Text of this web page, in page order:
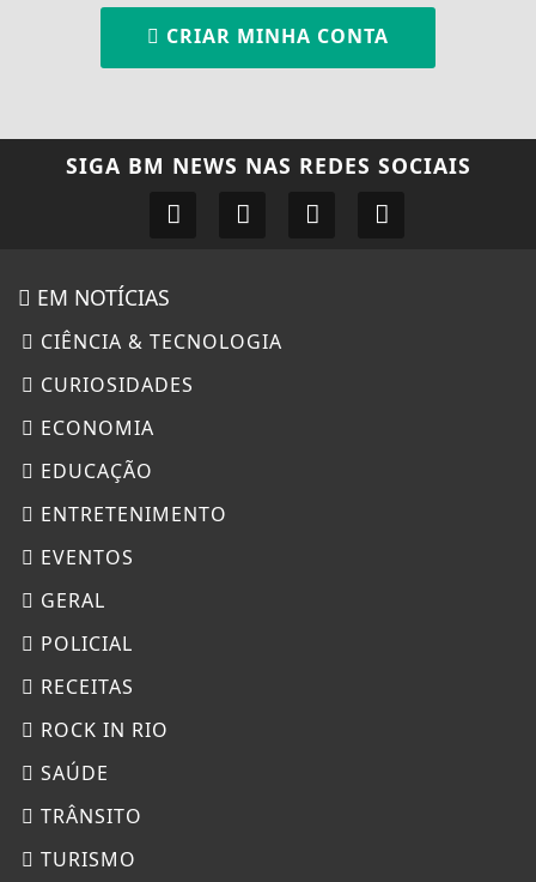
CRIAR MINHA CONTA
SIGA BM NEWS NAS REDES SOCIAIS
EM NOTÍCIAS
CIÊNCIA & TECNOLOGIA
CURIOSIDADES
ECONOMIA
EDUCAÇÃO
ENTRETENIMENTO
EVENTOS
GERAL
POLICIAL
RECEITAS
ROCK IN RIO
SAÚDE
TRÂNSITO
TURISMO